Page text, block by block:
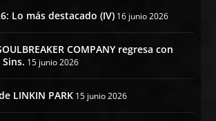
Lo más destacado (IV) 16 junio 2026
COMPANY regresa con
15 junio 2026
LINKIN PARK 15 junio 2026